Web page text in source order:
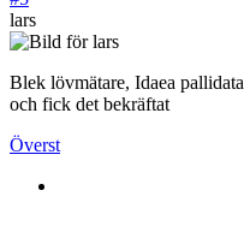
lars
Blek lövmätare, Idaea
och fick det bekräftat
Överst